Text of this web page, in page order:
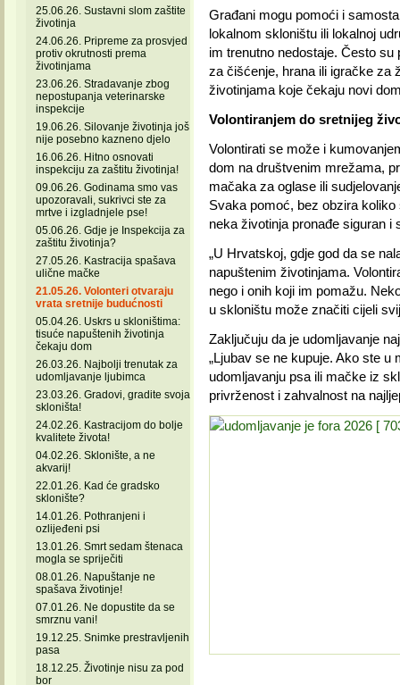
25.06.26. Sustavni slom zaštite
životinja
24.06.26. Pripreme za prosvjed
protiv okrutnosti prema
životinjama
23.06.26. Stradavanje zbog
nepostupanja veterinarske
inspekcije
19.06.26. Silovanje životinja još
nije posebno kazneno djelo
16.06.26. Hitno osnovati
inspekciju za zaštitu životinja!
09.06.26. Godinama smo vas
upozoravali, sukrivci ste za
mrtve i izgladnjele pse!
05.06.26. Gdje je Inspekcija za
zaštitu životinja?
27.05.26. Kastracija spašava
ulične mačke
21.05.26. Volonteri otvaraju
vrata sretnije budućnosti
05.04.26. Uskrs u skloništima:
tisuće napuštenih životinja
čekaju dom
26.03.26. Najbolji trenutak za
udomljavanje ljubimca
23.03.26. Gradovi, gradite svoja
skloništa!
24.02.26. Kastracijom do bolje
kvalitete života!
04.02.26. Sklonište, a ne
akvarij!
22.01.26. Kad će gradsko
sklonište?
14.01.26. Pothranjeni i
ozlijeđeni psi
13.01.26. Smrt sedam štenaca
mogla se spriječiti
08.01.26. Napuštanje ne
spašava životinje!
07.01.26. Ne dopustite da se
smrznu vani!
19.12.25. Snimke prestravljenih
pasa
18.12.25. Životinje nisu za pod
bor
Građani mogu pomoći i
lokalnom skloništu ili lokalnoj
im trenutno nedostaje. Često
za čišćenje, hrana ili igračke za
životinjama koje čekaju novi
Volontiranjem do sretnijeg
Volontirati se može i
dom na društvenim mrežama,
mačaka za oglase ili
Svaka pomoć, bez obzira
neka životinja pronađe siguran i
„U Hrvatskoj, gdje god da se
napuštenim životinjama.
nego i onih koji im pomažu.
u skloništu može značiti cijeli
Zaključuju da je udomljavanje
„Ljubav se ne kupuje. Ako ste
udomljavanju psa ili mačke iz
privrženost i zahvalnost na